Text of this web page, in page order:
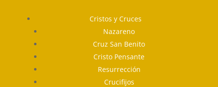
Cristos y Cruces
Nazareno
Cruz San Benito
Cristo Pensante
Resurrección
Crucifijos